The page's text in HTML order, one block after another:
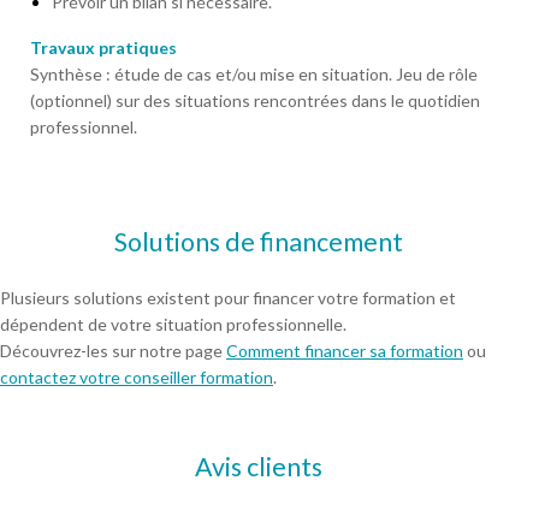
Travaux pratiques
Synthèse : étude de cas et/ou mise en situation. Jeu de rôle
(optionnel) sur des situations rencontrées dans le quotidien
professionnel.
Solutions de financement
Plusieurs solutions existent pour financer votre formation et
dépendent de votre situation professionnelle.
Découvrez-les sur notre pageComment financer sa formation ou
contactez votre conseiller formation.
Avis clients